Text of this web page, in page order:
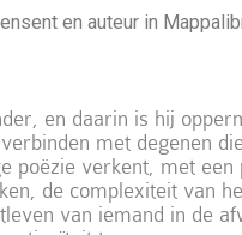
en auteur in
en daarin is hij
met degenen
poëzie verkent, met
de complexiteit van
van iemand in de